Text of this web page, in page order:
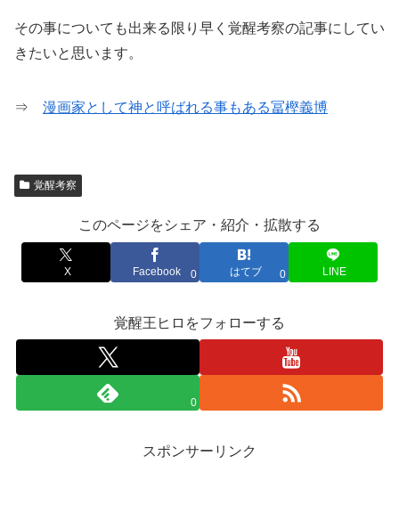
その事についても出来る限り早く覚醒考察の記事にしてい
きたいと思います。
⇒ 漫画家として神と呼ばれる事もある冨樫義博
覚醒考察
このページをシェア・紹介・拡散する
X Facebook 0 はてブ 0 LINE
覚醒王ヒロをフォローする
0
スポンサーリンク